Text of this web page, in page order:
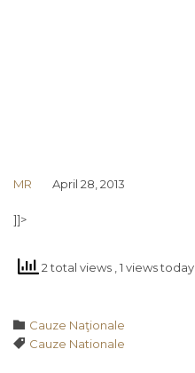
MR April 28, 2013
]]>
2 total views , 1 views today
 Category
Cauze Naţionale
 Tags
Cauze Nationale